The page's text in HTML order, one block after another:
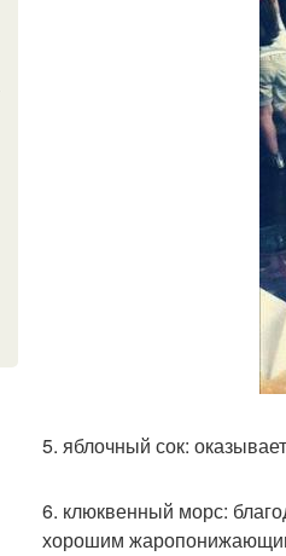
5. яблочный сок:
6. клюквенный морс:
хорошим